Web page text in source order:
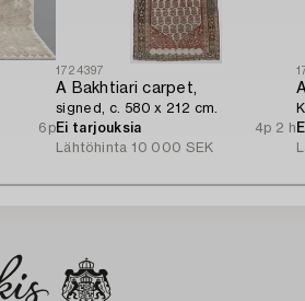
6p
1724397
A Bakhtiari carpet,
signed, c. 580 x 212 cm.
Ei tarjouksia
4p 2 h
Lähtöhinta 10 000 SEK